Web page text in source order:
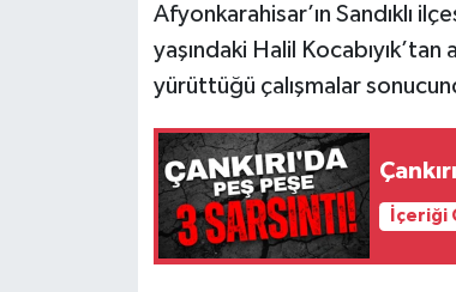
Afyonkarahisar’ın Sandıklı
yaşındaki Halil
yürüttüğü çalışmalar
İçeriği